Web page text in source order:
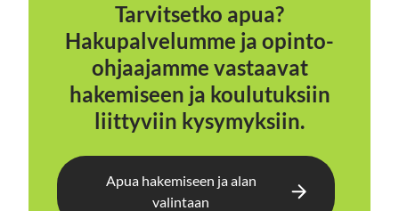
Tarvitsetko apua?
Hakupalvelumme ja opinto-
ohjaajamme vastaavat
hakemiseen ja koulutuksiin
liittyviin kysymyksiin.
Apua hakemiseen ja alan
valintaan